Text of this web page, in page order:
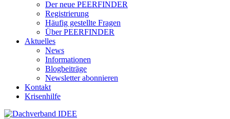
Der neue PEERFINDER
Registrierung
Häufig gestellte Fragen
Über PEERFINDER
Aktuelles
News
Informationen
Blogbeiträge
Newsletter abonnieren
Kontakt
Krisenhilfe